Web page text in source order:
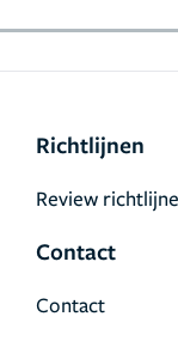
Richtlijnen
Review
Contact
Contact